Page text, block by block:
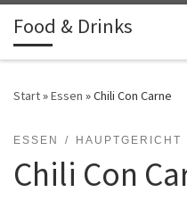
Zum Inhalt springen
Food & Drinks
Start»Essen »Chili Con Carne
ESSEN HAUPTGERICHT
Chili Con